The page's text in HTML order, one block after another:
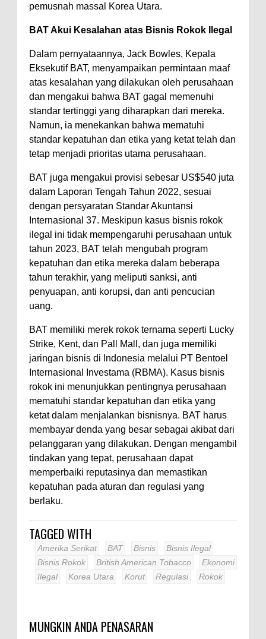
pemusnah massal Korea Utara.
BAT Akui Kesalahan atas Bisnis Rokok Ilegal
Dalam pernyataannya, Jack Bowles, Kepala
Eksekutif BAT, menyampaikan permintaan maaf
atas kesalahan yang dilakukan oleh perusahaan
dan mengakui bahwa BAT gagal memenuhi
standar tertinggi yang diharapkan dari mereka.
Namun, ia menekankan bahwa mematuhi
standar kepatuhan dan etika yang ketat telah dan
tetap menjadi prioritas utama perusahaan.
BAT juga mengakui provisi sebesar US$540 juta
dalam Laporan Tengah Tahun 2022, sesuai
dengan persyaratan Standar Akuntansi
Internasional 37. Meskipun kasus bisnis rokok
ilegal ini tidak mempengaruhi perusahaan untuk
tahun 2023, BAT telah mengubah program
kepatuhan dan etika mereka dalam beberapa
tahun terakhir, yang meliputi sanksi, anti
penyuapan, anti korupsi, dan anti pencucian
uang.
BAT memiliki merek rokok ternama seperti Lucky
Strike, Kent, dan Pall Mall, dan juga memiliki
jaringan bisnis di Indonesia melalui PT Bentoel
Internasional Investama (RBMA). Kasus bisnis
rokok ini menunjukkan pentingnya perusahaan
mematuhi standar kepatuhan dan etika yang
ketat dalam menjalankan bisnisnya. BAT harus
membayar denda yang besar sebagai akibat dari
pelanggaran yang dilakukan. Dengan mengambil
tindakan yang tepat, perusahaan dapat
memperbaiki reputasinya dan memastikan
kepatuhan pada aturan dan regulasi yang
berlaku.
TAGGED WITH
Amerika Serikat BAT Bisnis
Bisnis Ilegal
Bisnis Rokok
British American Tobacco
Ekonomi
Ilegal
Korea Utara Korut Regulasi Rokok
MUNGKIN ANDA PENASARAN